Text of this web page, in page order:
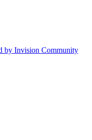
by Invision Community